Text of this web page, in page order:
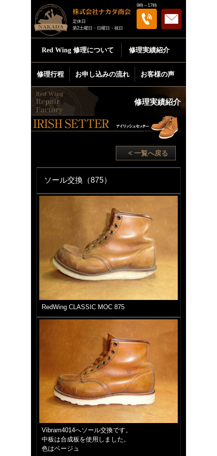
定休日
第2土曜日・日曜日・祝日
9時～17時
Red Wing 修理について 修理実績紹介
修理行程 お申し込みの流れ お客様の声
修理実績紹介
< 一覧へ戻る
ソール交換（875）
RedWing CLASSIC MOC 875
Vibram4014へソール交換です。
中板は合成板を使用しました。
色はベージュ